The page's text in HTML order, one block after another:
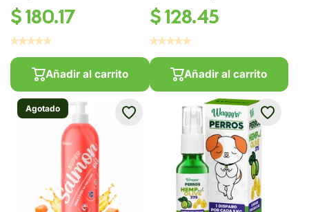
$ 180.17
Añadir al carrito
$ 128.45
Añadir al carrito
Agotado